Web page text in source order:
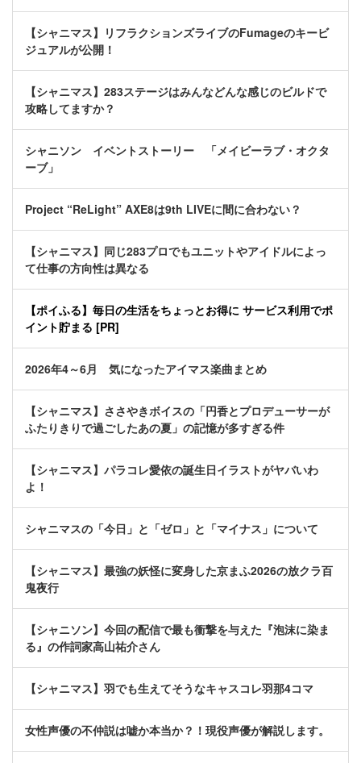
【シャニマス】リフラクションズライブのFumageのキービ
ジュアルが公開！
【シャニマス】283ステージはみんなどんな感じのビルドで
攻略してますか？
シャニソン イベントストーリー 「メイビーラブ・オクタ
ーブ」
Project “ReLight” AXE8は9th LIVEに間に合わない？
【シャニマス】同じ283プロでもユニットやアイドルによっ
て仕事の方向性は異なる
【ポイふる】毎日の生活をちょっとお得に サービス利用でポ
イント貯まる [PR]
2026年4～6月 気になったアイマス楽曲まとめ
【シャニマス】ささやきボイスの「円香とプロデューサーが
ふたりきりで過ごしたあの夏」の記憶が多すぎる件
【シャニマス】パラコレ愛依の誕生日イラストがヤバいわ
よ！
シャニマスの「今日」と「ゼロ」と「マイナス」について
【シャニマス】最強の妖怪に変身した京まふ2026の放クラ百
鬼夜行
【シャニソン】今回の配信で最も衝撃を与えた『泡沫に染ま
る』の作詞家高山祐介さん
【シャニマス】羽でも生えてそうなキャスコレ羽那4コマ
女性声優の不仲説は嘘か本当か？！現役声優が解説します。